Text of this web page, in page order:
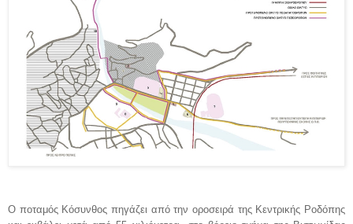
Ο ποταμός Κόσυνθος πηγάζει από την οροσειρά της Κεντρικής Ροδόπης